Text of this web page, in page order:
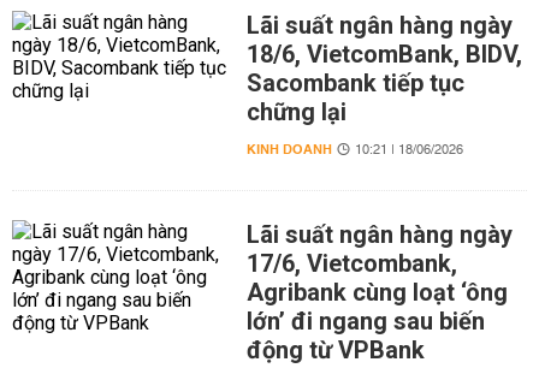
Lãi suất ngân hàng ngày
18/6, VietcomBank, BIDV,
Sacombank tiếp tục
chững lại
KINH DOANH 10:21 | 18/06/2026
Lãi suất ngân hàng ngày
17/6, Vietcombank,
Agribank cùng loạt ‘ông
lớn’ đi ngang sau biến
động từ VPBank